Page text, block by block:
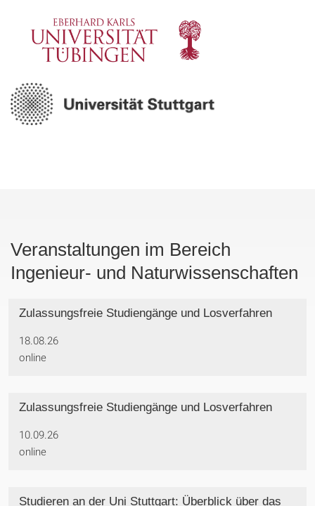
Veranstaltungen im Bereich
Ingenieur- und Naturwissenschaften
Zulassungsfreie Studiengänge und Losverfahren
18.08.26
online
Zulassungsfreie Studiengänge und Losverfahren
10.09.26
online
Studieren an der Uni Stuttgart: Überblick über das